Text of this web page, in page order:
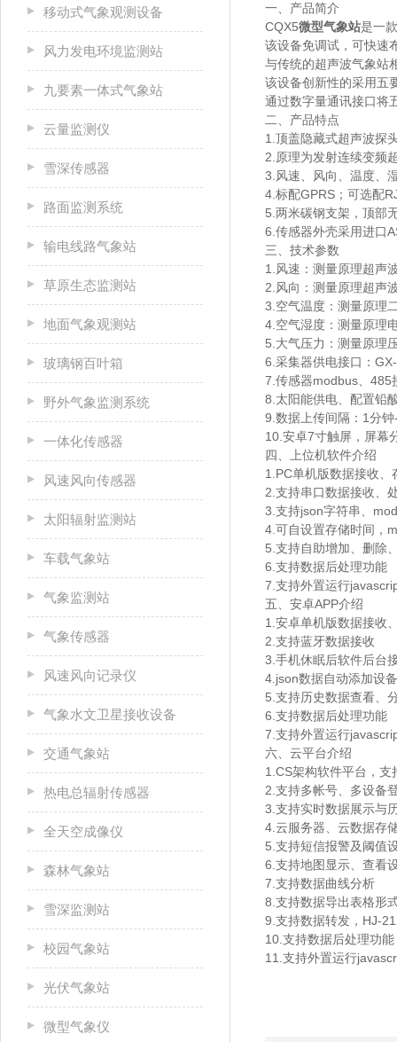
移动式气象观测设备
风力发电环境监测站
九要素一体式气象站
云量监测仪
雪深传感器
路面监测系统
输电线路气象站
草原生态监测站
地面气象观测站
玻璃钢百叶箱
野外气象监测系统
一体化传感器
风速风向传感器
太阳辐射监测站
车载气象站
气象监测站
气象传感器
风速风向记录仪
气象水文卫星接收设备
交通气象站
热电总辐射传感器
全天空成像仪
森林气象站
雪深监测站
校园气象站
光伏气象站
微型气象仪
一、产品简介
CQX5微型气象站是一
该设备免调试，可快速
与传统的超声波气象站
该设备创新性的采用五
通过数字量通讯接口将
二、产品特点
1.顶盖隐藏式超声波探
2.原理为发射连续变频
3.风速、风向、温度、
4.标配GPRS；可选配
5.两米碳钢支架，顶部
6.传感器外壳采用进口
三、技术参数
1.风速：测量原理超声
2.风向：测量原理超声
3.空气温度：测量原
4.空气湿度：测量原理
5.大气压力：测量原理
6.采集器供电接口：
7.传感器modbus、485
8.太阳能供电、配置铅
9.数据上传间隔：1分
10.安卓7寸触屏，屏幕
四、上位机软件介绍
1.PC单机版数据接收
2.支持串口数据接收、
3.支持json字符串、
4.可自设置存储时间，
5.支持自助增加、删除
6.支持数据后处理功能
7.支持外置运行
五、安卓APP介绍
1.安卓单机版数据接收
2.支持蓝牙数据接收
3.手机休眠后软件后台
4.json数据自动添加设
5.支持历史数据查看、
6.支持数据后处理功能
7.支持外置运行
六、云平台介绍
1.CS架构软件平台，
2.支持多帐号、多设备
3.支持实时数据展示与
4.云服务器、云数据存
5.支持短信报警及阈值
6.支持地图显示、查看
7.支持数据曲线分析
8.支持数据导出表格形
9.支持数据转发，HJ-
10.支持数据后处理功能
11.支持外置运行